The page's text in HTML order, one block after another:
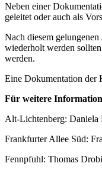
Neben einer
geleitet oder auch als
Nach diesem
wiederholt werden
werden.
Eine Dokumentation der
Für weitere
Alt-Lichtenberg: Daniela
Frankfurter Allee Süd:
Fennpfuhl: Thomas